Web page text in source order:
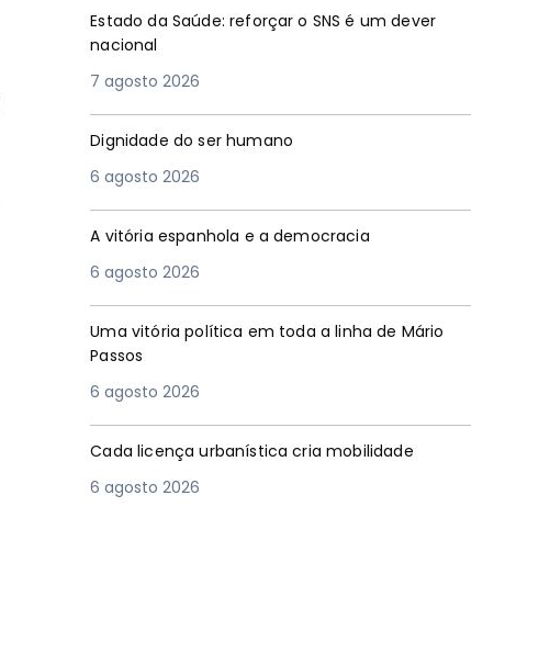
Estado da Saúde: reforçar o SNS é um dever
nacional
7 agosto 2026
Dignidade do ser humano
6 agosto 2026
A vitória espanhola e a democracia
6 agosto 2026
Uma vitória política em toda a linha de Mário
Passos
6 agosto 2026
Cada licença urbanística cria mobilidade
6 agosto 2026